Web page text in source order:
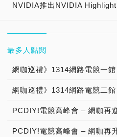
最多人點閱
網咖巡禮》1314網路電競一